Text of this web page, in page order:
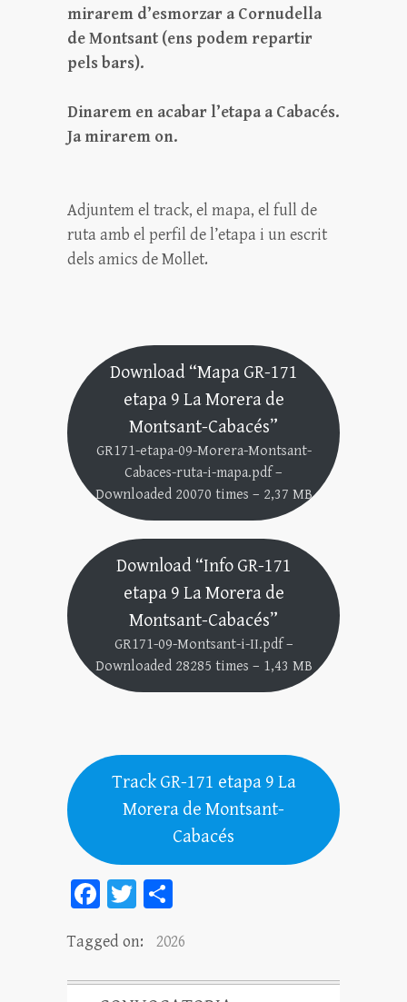
mirarem d’esmorzar a Cornudella
de Montsant (ens podem repartir
pels bars).
Dinarem en acabar l’etapa a Cabacés.
Ja mirarem on.
Adjuntem el track, el mapa, el full de
ruta amb el perfil de l’etapa i un escrit
dels amics de Mollet.
Download “Mapa GR-171
etapa 9 La Morera de
Montsant-Cabacés”
GR171-etapa-09-Morera-Montsant-
Cabaces-ruta-i-mapa.pdf –
Downloaded 20070 times – 2,37 MB
Download “Info GR-171
etapa 9 La Morera de
Montsant-Cabacés”
GR171-09-Montsant-i-II.pdf –
Downloaded 28285 times – 1,43 MB
Track GR-171 etapa 9 La
Morera de Montsant-
Cabacés
Fa
bo
ok
T
tt
er
m
pa
Tagged on: 2026